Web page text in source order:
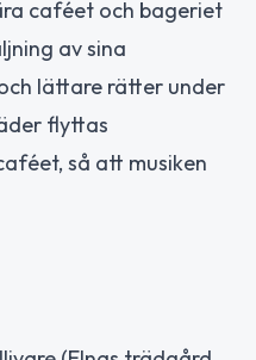
caféet och bageriet
av sina
lättare rätter under
flyttas
så att musiken